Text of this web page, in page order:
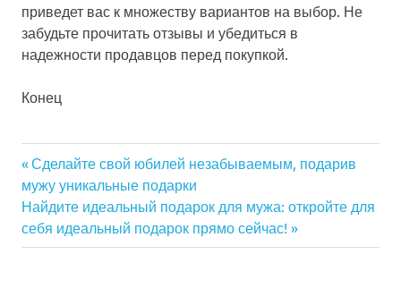
приведет вас к множеству вариантов на выбор. Не
забудьте прочитать отзывы и убедиться в
надежности продавцов перед покупкой.
Конец
Навигация
по
Previous
Post:
Сделайте свой юбилей незабываемым, подарив
мужу уникальные подарки
Next
Post:
Найдите идеальный подарок для мужа: откройте для
себя идеальный подарок прямо сейчас!